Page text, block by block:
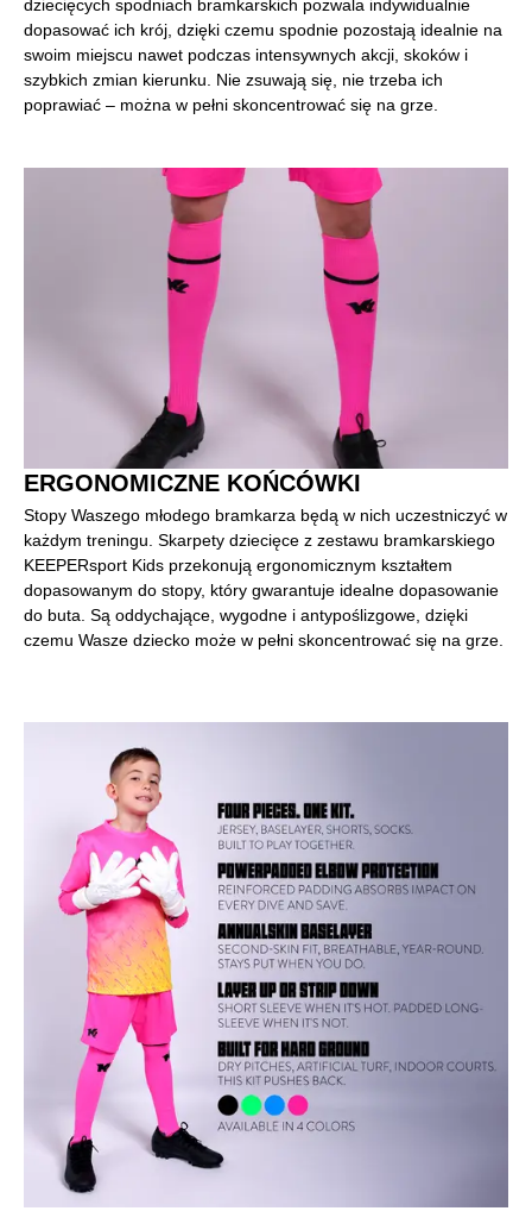
dziecięcych spodniach bramkarskich pozwala indywidualnie
dopasować ich krój, dzięki czemu spodnie pozostają idealnie na
swoim miejscu nawet podczas intensywnych akcji, skoków i
szybkich zmian kierunku. Nie zsuwają się, nie trzeba ich
poprawiać – można w pełni skoncentrować się na grze.
ERGONOMICZNE KOŃCÓWKI
Stopy Waszego młodego bramkarza będą w nich uczestniczyć w
każdym treningu. Skarpety dziecięce z zestawu bramkarskiego
KEEPERsport Kids przekonują ergonomicznym kształtem
dopasowanym do stopy, który gwarantuje idealne dopasowanie
do buta. Są oddychające, wygodne i antypoślizgowe, dzięki
czemu Wasze dziecko może w pełni skoncentrować się na grze.